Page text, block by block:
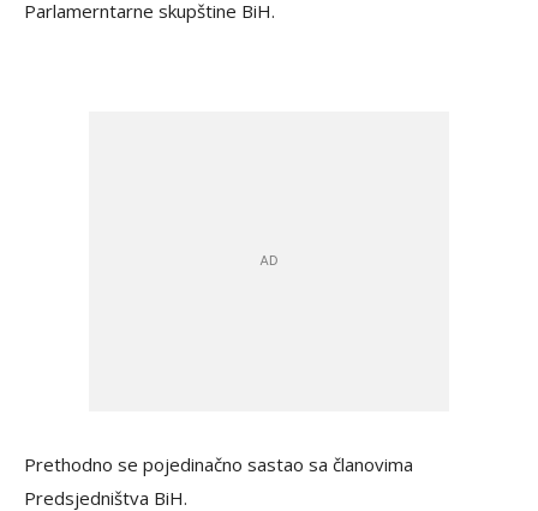
Parlamerntarne skupštine BiH.
Prethodno se pojedinačno sastao sa članovima
Predsjedništva BiH.